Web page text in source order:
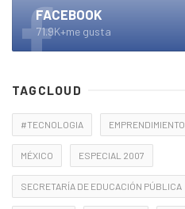
FACEBOOK
71.9K+me gusta
TAGCLOUD
#TECNOLOGIA EMPRENDIMIENTO
MÉXICO ESPECIAL 2007
SECRETARÍA DE EDUCACIÓN PÚBLICA